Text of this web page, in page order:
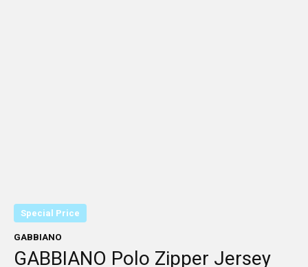
Special Price
GABBIANO
GABBIANO Polo Zipper Jersey